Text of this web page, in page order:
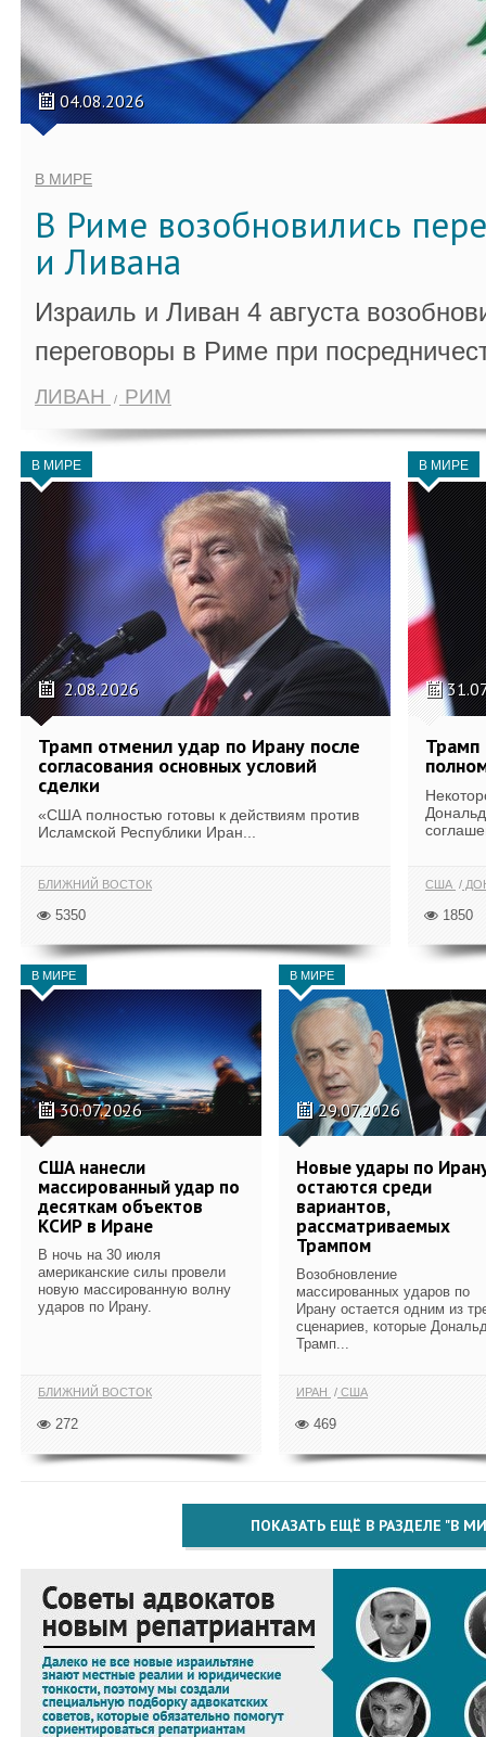
04.08.2026
В МИРЕ
В Риме возобновились
и Ливана
Израиль и Ливан 4 августа
переговоры в Риме при
ЛИВАН РИМ
В МИРЕ
2.08.2026
Трамп отменил удар по Ирану после
согласования основных условий
сделки
«США полностью готовы к действиям против
Исламской Республики Иран...
БЛИЖНИЙ ВОСТОК
5350
В МИРЕ
Трамп
США
1850
В МИРЕ
30.07.2026
США нанесли
массированный удар по
десяткам объектов
КСИР в Иране
В ночь на 30 июля
американские силы провели
новую массированную волну
ударов по Ирану.
БЛИЖНИЙ ВОСТОК
272
В МИРЕ
29.07.2026
Новые удары по
остаются среди
вариантов,
рассматриваемых
Трампом
Возобновление
массированных ударов по
Ирану остается одним из
сценариев, которые
Трамп...
ИРАН США
469
ПОКАЗАТЬ ЕЩЁ В РАЗДЕЛЕ "В